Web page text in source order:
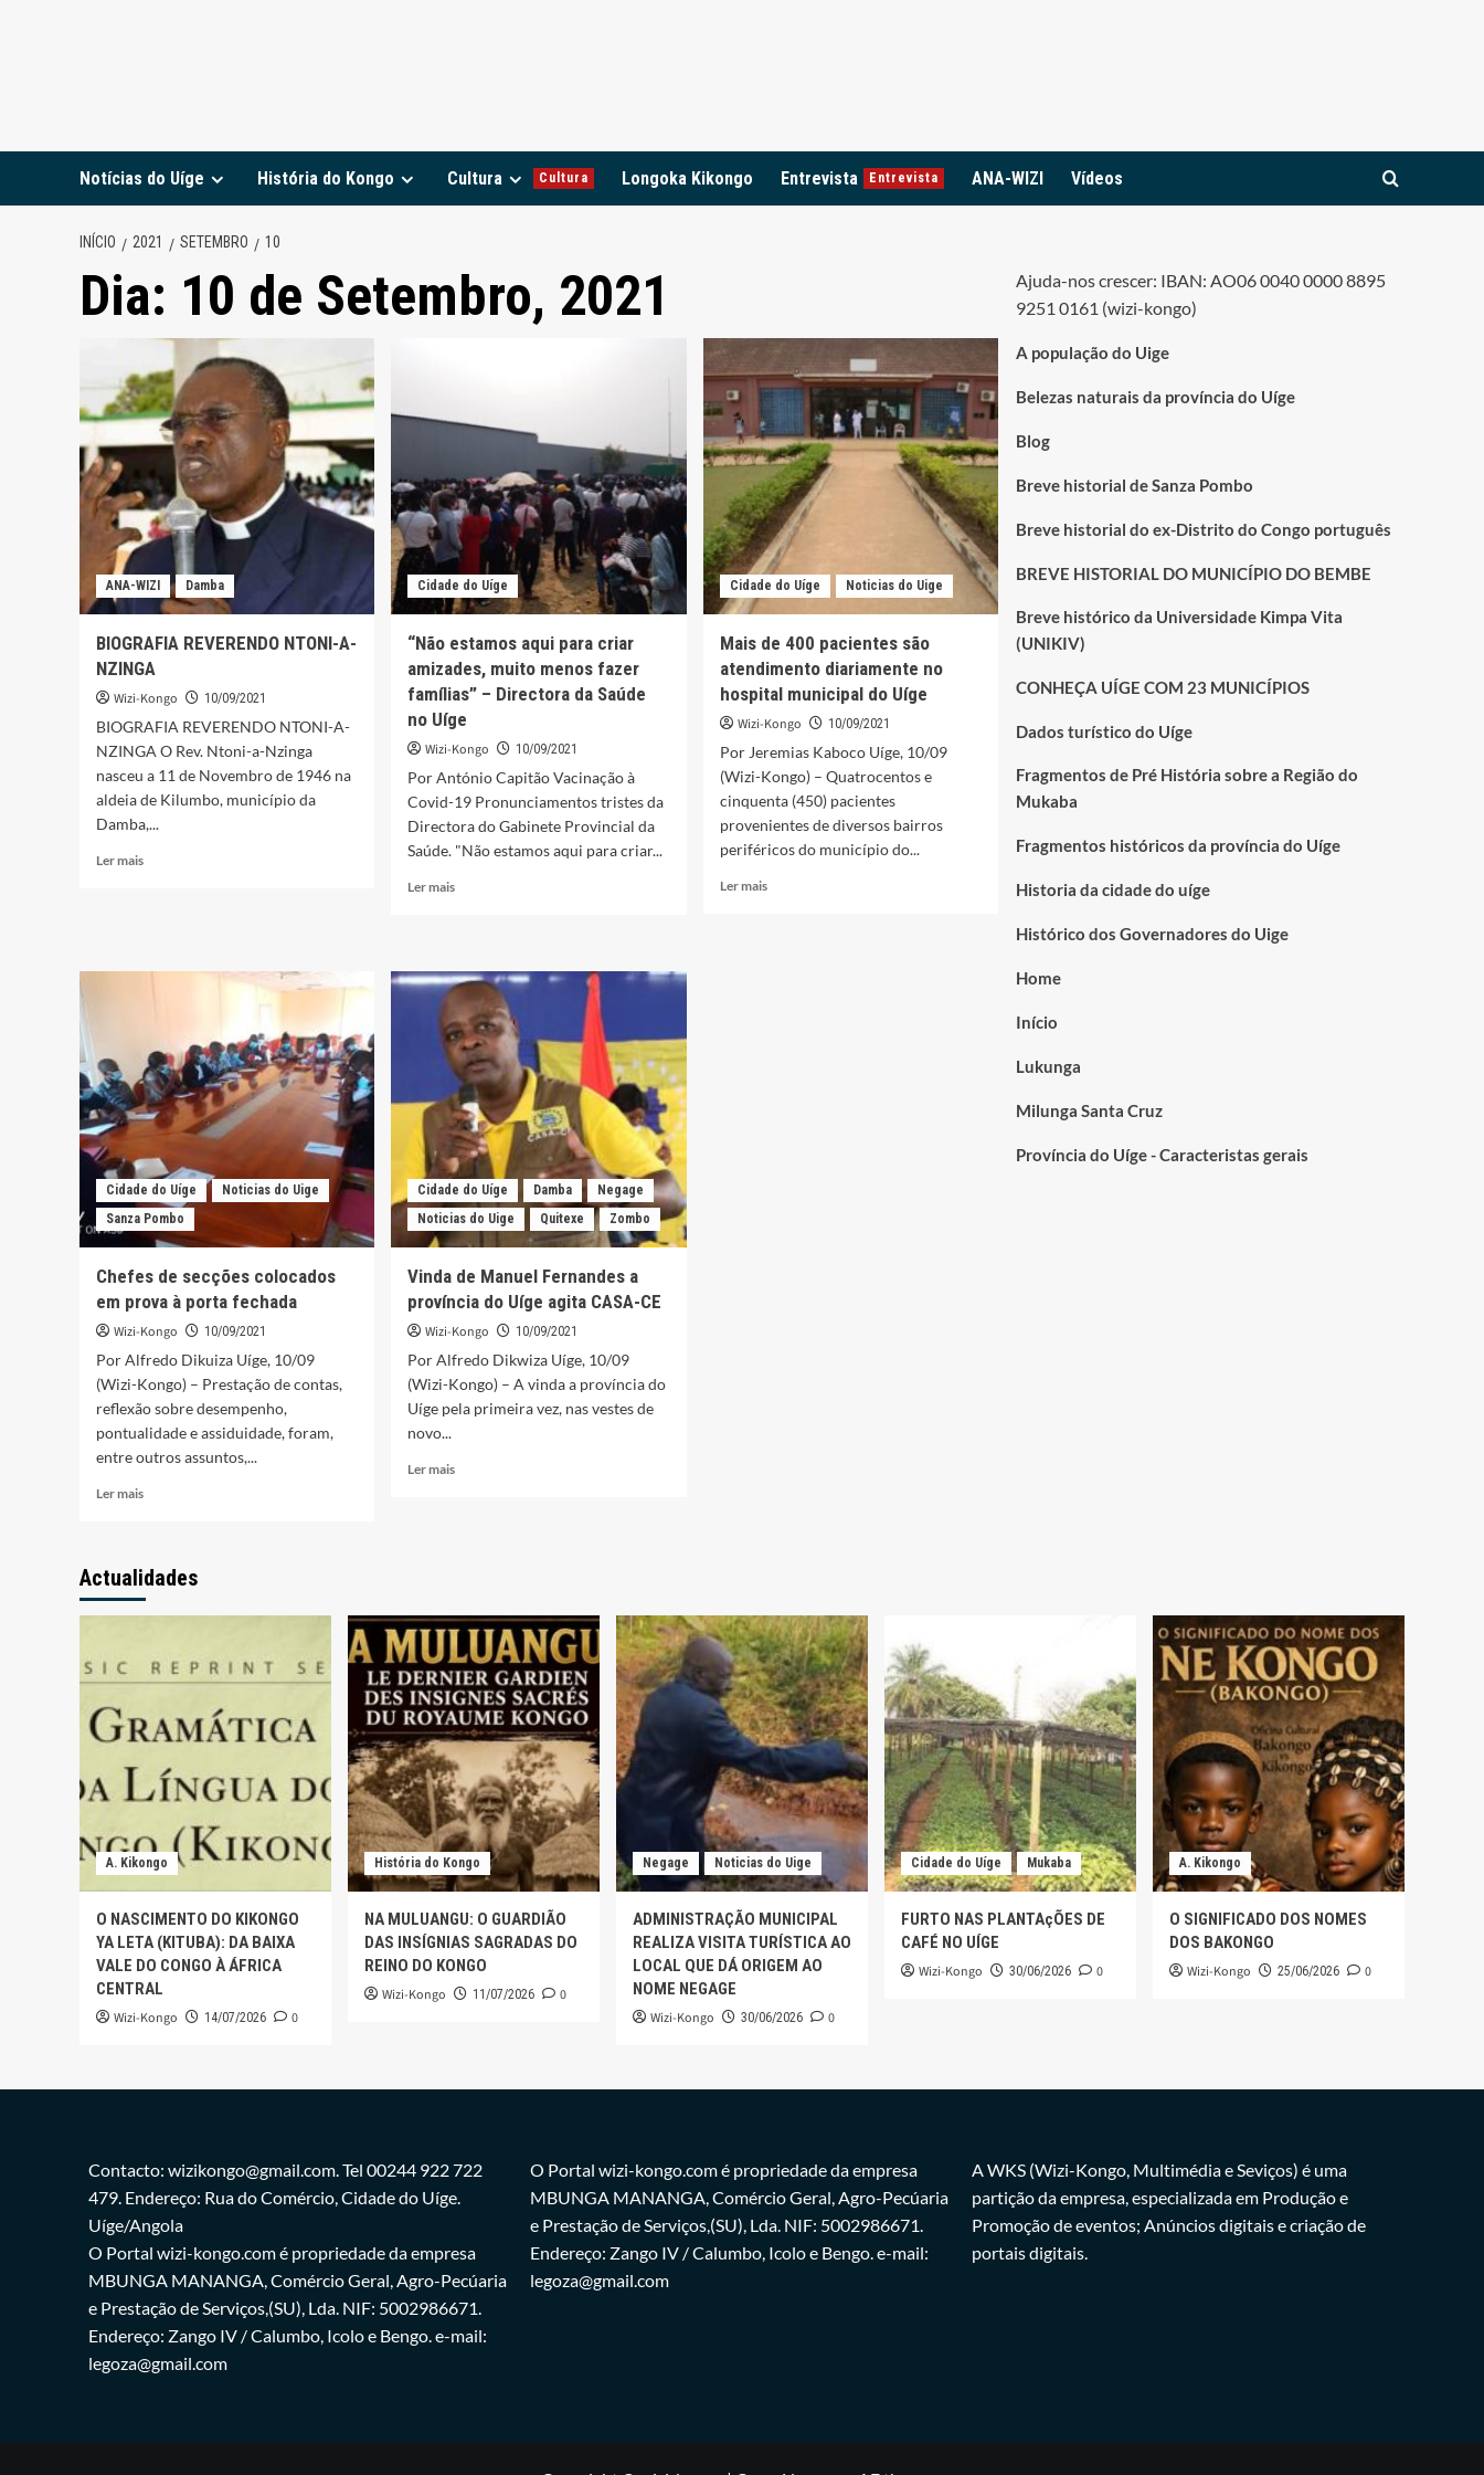
Notícias do Uíge História do Kongo Cultura Cultura Longoka Kikongo Entrevista Entrevista ANA-WIZI Vídeos
INÍCIO 2021 SETEMBRO 10
Dia: 10 de Setembro, 2021
ANA-WIZI Damba
BIOGRAFIA REVERENDO NTONI-A-
NZINGA
Wizi-Kongo 10/09/2021
BIOGRAFIA REVERENDO NTONI-A-
NZINGA O Rev. Ntoni-a-Nzinga
nasceu a 11 de Novembro de 1946 na
aldeia de Kilumbo, município da
Damba,...
Ler maisLeia
Cidade do Uíge
“Não estamos aqui para criar
amizades, muito menos fazer
famílias” – Directora da Saúde
no Uíge
Wizi-Kongo 10/09/2021
Por António Capitão Vacinação à
Covid-19 Pronunciamentos tristes da
Directora do Gabinete Provincial da
Saúde. "Não estamos aqui para criar...
Ler maisLeia
aqui
criar
amizades,
muito
menos
fazer
famílias”
–
Directora
da
Saúde
no
Cidade do Uíge Noticias do Uige
Mais de 400 pacientes são
atendimento diariamente no
hospital municipal do Uíge
Wizi-Kongo 10/09/2021
Por Jeremias Kaboco Uíge, 10/09
(Wizi-Kongo) – Quatrocentos e
cinquenta (450) pacientes
provenientes de diversos bairros
periféricos do município do...
Ler maisLeia
Cidade do Uíge
Noticias do Uige
Sanza Pombo
Chefes de secções colocados
em prova à porta fechada
Wizi-Kongo 10/09/2021
Por Alfredo Dikuiza Uíge, 10/09
(Wizi-Kongo) – Prestação de contas,
reflexão sobre desempenho,
pontualidade e assiduidade, foram,
entre outros assuntos,...
Ler maisLeia
de
secções
colocados
prova
à
fechada
Cidade do Uíge Damba
Negage
Noticias do Uige
Quitexe Zombo
Vinda de Manuel Fernandes a
província do Uíge agita CASA-CE
Wizi-Kongo 10/09/2021
Por Alfredo Dikwiza Uíge, 10/09
(Wizi-Kongo) – A vinda a província do
Uíge pela primeira vez, nas vestes de
novo...
Ler maisLeia
a
província
do
Uíge
agita
CASA-
CE
Ajuda-nos crescer: IBAN: AO06 0040 0000 8895
9251 0161 (wizi-kongo)
A população do Uige
Belezas naturais da província do Uíge
Blog
Breve historial de Sanza Pombo
Breve historial do ex-Distrito do Congo português
BREVE HISTORIAL DO MUNICÍPIO DO BEMBE
Breve histórico da Universidade Kimpa Vita
(UNIKIV)
CONHEÇA UÍGE COM 23 MUNICÍPIOS
Dados turístico do Uíge
Fragmentos de Pré História sobre a Região do
Mukaba
Fragmentos históricos da província do Uíge
Historia da cidade do uíge
Histórico dos Governadores do Uige
Home
Início
Lukunga
Milunga Santa Cruz
Província do Uíge - Caracteristas gerais
Actualidades
A. Kikongo
O NASCIMENTO DO KIKONGO
YA LETA (KITUBA): DA BAIXA
VALE DO CONGO À ÁFRICA
CENTRAL
Wizi-Kongo 14/07/2026 0
História do Kongo
NA MULUANGU: O GUARDIÃO
DAS INSÍGNIAS SAGRADAS DO
REINO DO KONGO
Wizi-Kongo 11/07/2026 0
Negage Noticias do Uige
ADMINISTRAÇÃO MUNICIPAL
REALIZA VISITA TURÍSTICA AO
LOCAL QUE DÁ ORIGEM AO
NOME NEGAGE
Wizi-Kongo 30/06/2026 0
Cidade do Uíge Mukaba
FURTO NAS PLANTAçÕES DE
CAFÉ NO UÍGE
Wizi-Kongo 30/06/2026 0
A. Kikongo
O SIGNIFICADO DOS NOMES
DOS BAKONGO
Wizi-Kongo 25/06/2026 0
Contacto: wizikongo@gmail.com. Tel 00244 922 722
479. Endereço: Rua do Comércio, Cidade do Uíge.
Uíge/Angola
O Portal wizi-kongo.com é propriedade da empresa
MBUNGA MANANGA, Comércio Geral, Agro-Pecúaria
e Prestação de Serviços,(SU), Lda. NIF: 5002986671.
Endereço: Zango IV / Calumbo, Icolo e Bengo. e-mail:
legoza@gmail.com
O Portal wizi-kongo.com é propriedade da empresa
MBUNGA MANANGA, Comércio Geral, Agro-Pecúaria
e Prestação de Serviços,(SU), Lda. NIF: 5002986671.
Endereço: Zango IV / Calumbo, Icolo e Bengo. e-mail:
legoza@gmail.com
A WKS (Wizi-Kongo, Multimédia e Seviços) é uma
partição da empresa, especializada em Produção e
Promoção de eventos; Anúncios digitais e criação de
portais digitais.